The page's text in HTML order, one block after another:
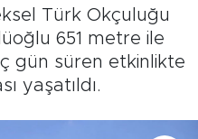
Türk Okçuluğu
651 metre ile
gün süren etkinlikte
yaşatıldı.